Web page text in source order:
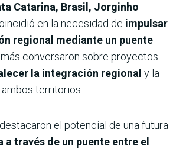
Catarina, Brasil, Jorginho
en la necesidad de impulsar
regional mediante un puente
conversaron sobre proyectos
la integración regional y la
territorios.
el potencial de una futura
través de un puente entre el